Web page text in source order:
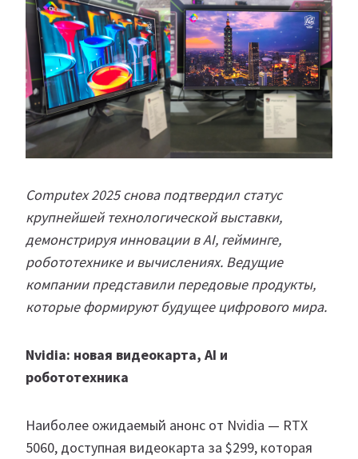
Computex 2025 снова подтвердил статус
крупнейшей технологической выставки,
демонстрируя инновации в AI, гейминге,
робототехнике и вычислениях. Ведущие
компании представили передовые продукты,
которые формируют будущее цифрового мира.
Nvidia: новая видеокарта, AI и
робототехника
Наиболее ожидаемый анонс от Nvidia — RTX
5060, доступная видеокарта за $299, которая